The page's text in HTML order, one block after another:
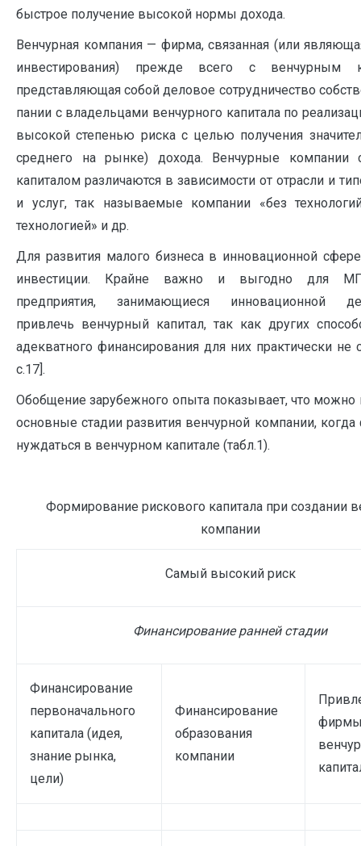
быстрое получение высокой нормы дохода.
Венчурная компания — фирма, связанная (или
инвестирования) прежде всего с венчурным
представляющая собой деловое сотрудничество
пании с владельцами венчурного капитала по
высокой степенью риска с це­лью получения
среднего на рынке) дохода. Венчурные компании
капиталом различаются в зависимости от отрасли и
и услуг, так называемые компа­нии «без
технологией» и др.
Для развития малого бизнеса в инновационной
инвестиции. Крайне важно и выгодно для
предприятия, занимающиеся инновационной
привлечь венчурный капитал, так как других
адекватного финансирования для них прак­тически не
с.17].
Обобщение зарубежного опыта показывает, что можно
основные стадии развития венчурной компании,
нуждаться в венчурном капитале (табл.1).
Формирование рискового капитала при создании
компании
Самый высокий риск
Финансирование ранней стадии
Финансирование
первоначального
капитала (идея,
знание рынка,
цели)
Финансирование
образования
компании